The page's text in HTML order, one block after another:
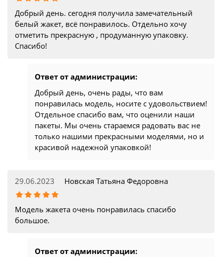
Добрый день. сегодня получила замечательный
белый жакет, всё понравилось. Отдельно хочу
отметить прекрасную , продуманную упаковку.
Спасибо!
Ответ от администрации:
Добрый день, очень рады, что вам
понравилась модель, носите с удовольствием!
Отдельное спасибо вам, что оценили наши
пакеты. Мы очень стараемся радовать вас не
только нашими прекрасными моделями, но и
красивой надежной упаковкой!
29.06.2023 Новская Татьяна Федоровна
Модель жакета очень понравилась спасибо
большое.
Ответ от администрации: